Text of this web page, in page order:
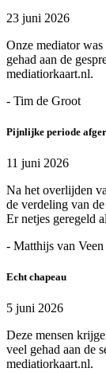
23 juni 2026
Onze mediator
gehad aan de
mediatiorkaart.nl.
- Tim de Groot
Pijnlijke periode
11 juni 2026
Na het overlijden
de verdeling van
Er netjes geregeld
- Matthijs van Veen
Echt chapeau
5 juni 2026
Deze mensen
veel gehad aan de
mediatiorkaart.nl.